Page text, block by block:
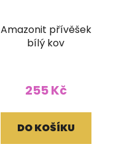
Amazonit přívěšek
bílý kov
255 Kč
DO KOŠÍKU